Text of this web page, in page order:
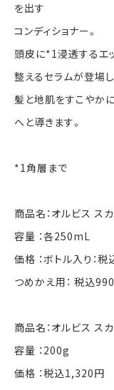
を出す
コンディショナー。
頭皮に*1浸透するエ
整えるセラムが登場し
髪と地肌をすこやか
へと導きます。
*1角層まで
商品名：オルビス ス
容量 ：各250mL
価格 ：ボトル入り：
つめかえ用： 税込
商品名：オルビス ス
容量 ：200g
価格 ：税込1,320円